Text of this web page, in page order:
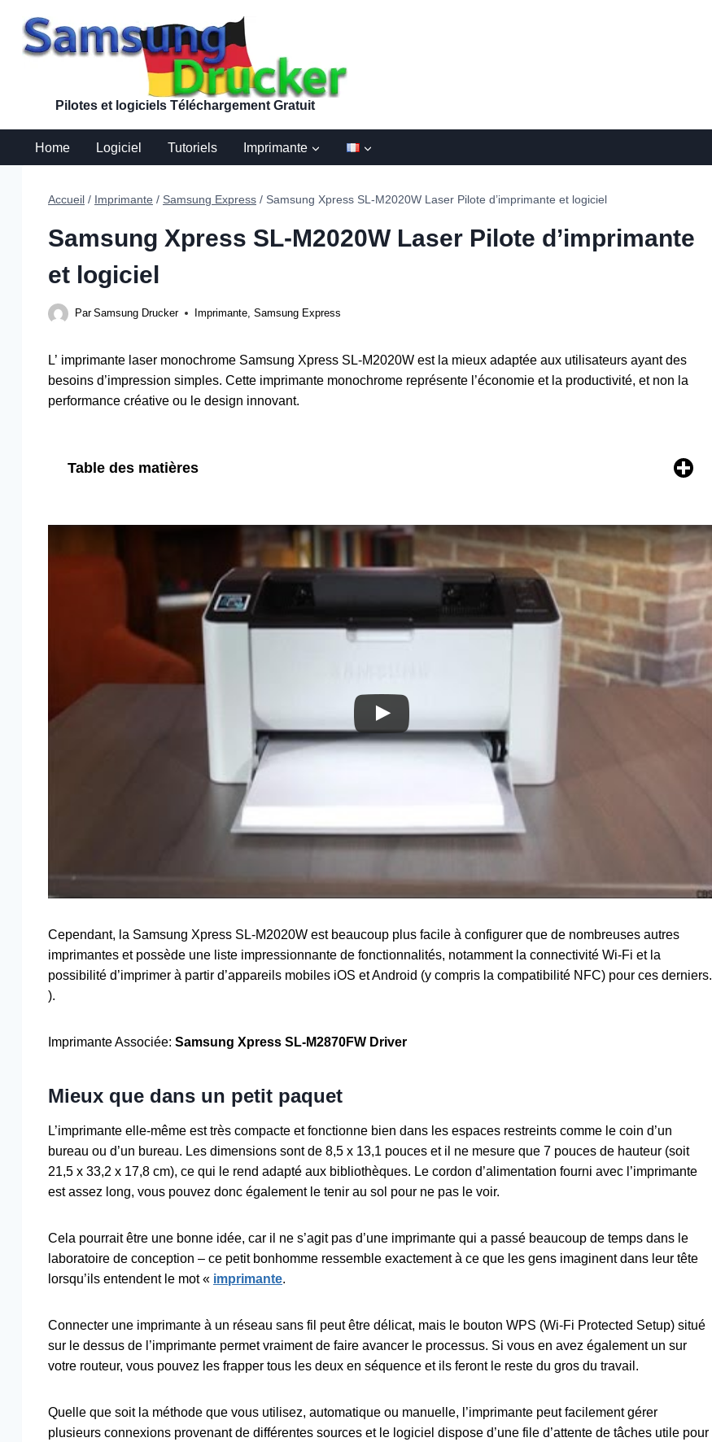
contenu
Pilotes et logiciels Téléchargement Gratuit
Home Logiciel Tutoriels Imprimante
Accueil / Imprimante / Samsung Express / Samsung Xpress SL-M2020W Laser Pilote d’imprimante et logiciel
Samsung Xpress SL-M2020W Laser Pilote d’imprimante
et logiciel
Par Samsung Drucker Imprimante,Samsung Express
L’ imprimante laser monochrome Samsung Xpress SL-M2020W est la mieux adaptée aux utilisateurs ayant des
besoins d’impression simples. Cette imprimante monochrome représente l’économie et la productivité, et non la
performance créative ou le design innovant.
Table des matières
Cependant, la Samsung Xpress SL-M2020W est beaucoup plus facile à configurer que de nombreuses autres
imprimantes et possède une liste impressionnante de fonctionnalités, notamment la connectivité Wi-Fi et la
possibilité d’imprimer à partir d’appareils mobiles iOS et Android (y compris la compatibilité NFC) pour ces derniers.
).
Imprimante Associée: Samsung Xpress SL-M2870FW Driver
Mieux que dans un petit paquet
L’imprimante elle-même est très compacte et fonctionne bien dans les espaces restreints comme le coin d’un
bureau ou d’un bureau. Les dimensions sont de 8,5 x 13,1 pouces et il ne mesure que 7 pouces de hauteur (soit
21,5 x 33,2 x 17,8 cm), ce qui le rend adapté aux bibliothèques. Le cordon d’alimentation fourni avec l’imprimante
est assez long, vous pouvez donc également le tenir au sol pour ne pas le voir.
Cela pourrait être une bonne idée, car il ne s’agit pas d’une imprimante qui a passé beaucoup de temps dans le
laboratoire de conception – ce petit bonhomme ressemble exactement à ce que les gens imaginent dans leur tête
lorsqu’ils entendent le mot « imprimante.
Connecter une imprimante à un réseau sans fil peut être délicat, mais le bouton WPS (Wi-Fi Protected Setup) situé
sur le dessus de l’imprimante permet vraiment de faire avancer le processus. Si vous en avez également un sur
votre routeur, vous pouvez les frapper tous les deux en séquence et ils feront le reste du gros du travail.
Quelle que soit la méthode que vous utilisez, automatique ou manuelle, l’imprimante peut facilement gérer
plusieurs connexions provenant de différentes sources et le logiciel dispose d’une file d’attente de tâches utile pour